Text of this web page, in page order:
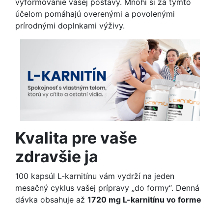
vyformovanie vašej postavy. Mnohí si za týmto
účelom pomáhajú overenými a povolenými
prírodnými doplnkami výživy.
Kvalita pre vaše
zdravšie ja
100 kapsúl L-karnitínu vám vydrží na jeden
mesačný cyklus vašej prípravy „do formy“. Denná
dávka obsahuje až 1720 mg L-karnitínu vo forme